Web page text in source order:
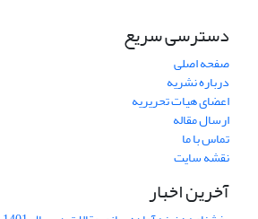
دسترسی سریع
صفحه اصلی
درباره نشریه
اعضای هیات تحریریه
ارسال مقاله
تماس با ما
نقشه سایت
آخرین اخبار